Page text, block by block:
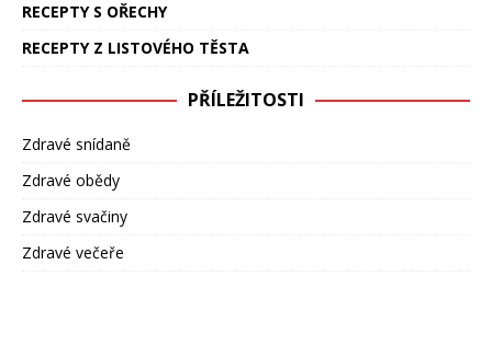
RECEPTY S OŘECHY
RECEPTY Z LISTOVÉHO TĚSTA
PŘÍLEŽITOSTI
Zdravé snídaně
Zdravé obědy
Zdravé svačiny
Zdravé večeře